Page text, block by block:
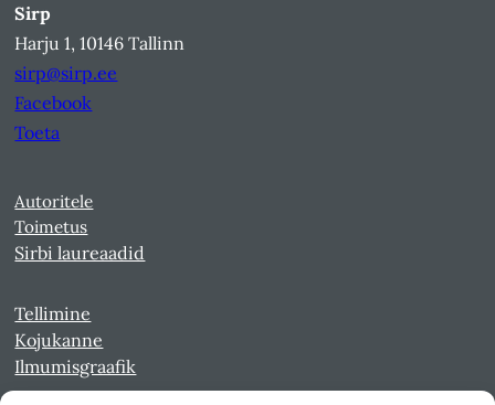
Sirp
Harju 1, 10146 Tallinn
sirp@sirp.ee
Facebook
Toeta
Autoritele
Toimetus
Sirbi laureaadid
Tellimine
Kojukanne
Ilmumisgraafik